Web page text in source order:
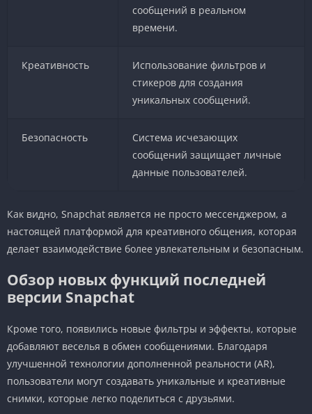
сообщений в реальном
времени.
Креативность
Использование фильтров и
стикеров для создания
уникальных сообщений.
Безопасность
Система исчезающих
сообщений защищает личные
данные пользователей.
Как видно, Snapchat является не просто мессенджером, а
настоящей платформой для креативного общения, которая
делает взаимодействие более увлекательным и безопасным.
Обзор новых функций последней
версии Snapchat
Кроме того, появились новые фильтры и эффекты, которые
добавляют веселья в обмен сообщениями. Благодаря
улучшенной технологии дополненной реальности (AR),
пользователи могут создавать уникальные и креативные
снимки, которые легко поделиться с друзьями.